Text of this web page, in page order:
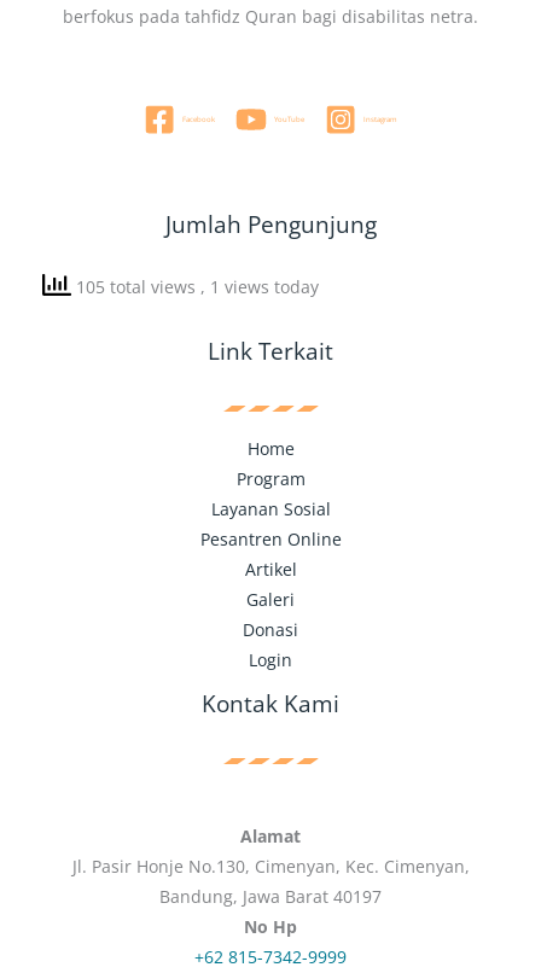
berfokus pada tahfidz Quran bagi disabilitas netra.
Facebook YouTube Instagram
Jumlah Pengunjung
105 total views , 1 views today
Link Terkait
Home
Program
Layanan Sosial
Pesantren Online
Artikel
Galeri
Donasi
Login
Kontak Kami
Alamat
Jl. Pasir Honje No.130, Cimenyan, Kec. Cimenyan,
Bandung, Jawa Barat 40197
No Hp
+62 815-7342-9999